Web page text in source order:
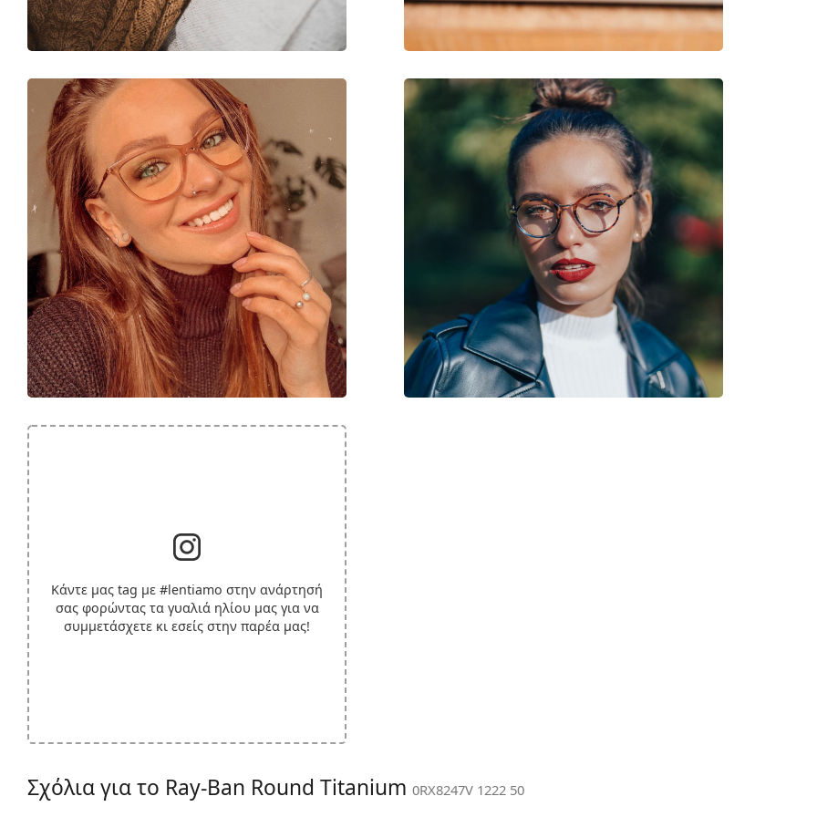
Μάρκα:
Ray-Ban
Κωδικός Προϊόντος / Μοντέλο:
0RX8247V 1222 50
Κάντε μας tag με #lentiamo στην ανάρτησή
σας φορώντας τα γυαλιά ηλίου μας για να
συμμετάσχετε κι εσείς στην παρέα μας!
Σχόλια για το Ray-Ban Round Titanium 0RX8247V 1222 50